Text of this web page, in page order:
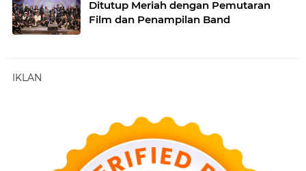
Ditutup Meriah dengan Pemutaran
Film dan Penampilan Band
IKLAN